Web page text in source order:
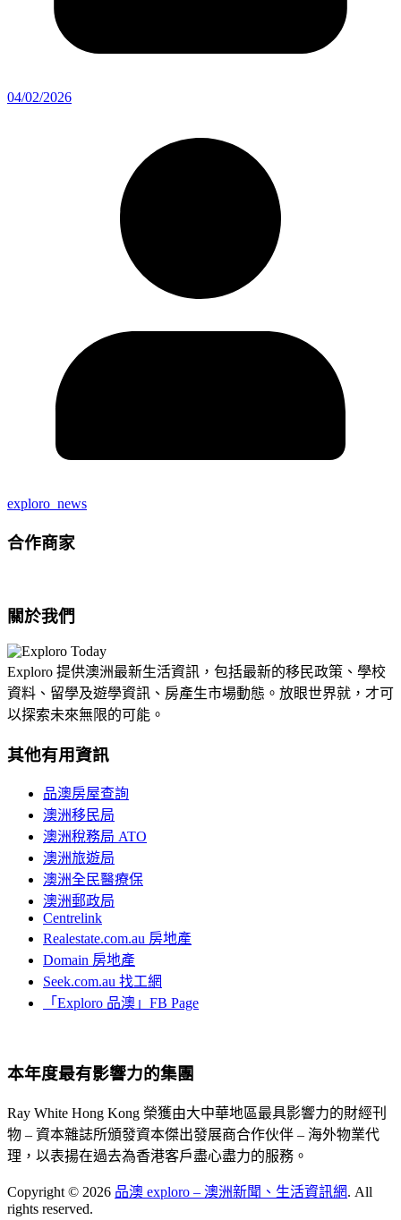
04/02/2026
exploro_news
合作商家
關於我們
Exploro 提供澳洲最新生活資訊，包括最新的移民政策、學校
資料、留學及遊學資訊、房產生市場動態。放眼世界就，才可
以探索未來無限的可能。
其他有用資訊
品澳房屋查詢
澳洲移民局
澳洲稅務局 ATO
澳洲旅遊局
澳洲全民醫療保
澳洲郵政局
Centrelink
Realestate.com.au 房地產
Domain 房地產
Seek.com.au 找工網
「Exploro 品澳」FB Page
本年度最有影響力的集團
Ray White Hong Kong 榮獲由大中華地區最具影響力的財經刊
物 – 資本雜誌所頒發資本傑出發展商合作伙伴 – 海外物業代
理，以表揚在過去為香港客戶盡心盡力的服務。
Copyright © 2026 品澳 exploro – 澳洲新聞、生活資訊網. All
rights reserved.